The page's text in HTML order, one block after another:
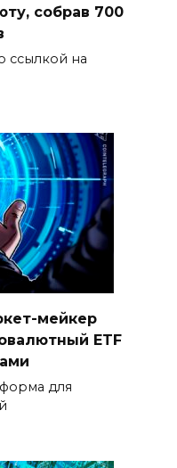
собрав 700
ссылкой на
мейкер
ETF
для